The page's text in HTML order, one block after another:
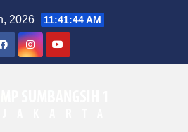
2026 11:41:45 AM